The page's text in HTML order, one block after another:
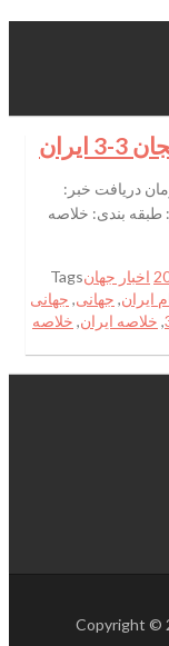
آذربایجان 3-3 ایران زمان دریافت خبر:
ساعت ۰۵:۲۷ منبع خبر: طبقه بندی: خلاصه
اخبار جهانTags
ایران, جهانی, جهانی
, خلاصه ایران, خلاصه
Copyright ©